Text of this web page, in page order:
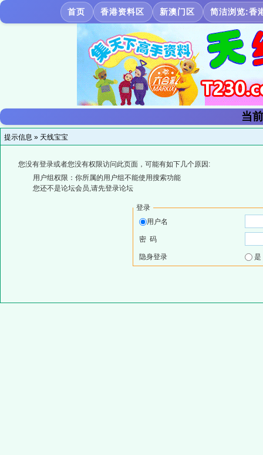
首页 香港资料区 新澳门区 简洁浏览:香
当
提示信息 » 天线宝宝
您没有登录或者您没有权限访问此页面，可能有如下几个原因:
用户组权限：你所属的用户组不能使用搜索功能
您还不是论坛会员,请先登录论坛
登录
用户名
密 码
隐身登录